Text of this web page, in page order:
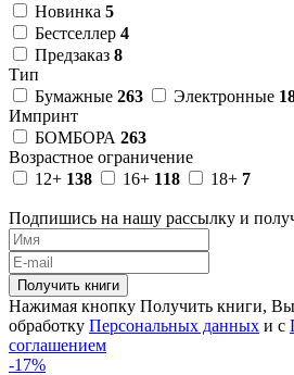
Новинка 5
Бестселлер 4
Предзаказ 8
Тип
Бумажные 263 Электронные
Импринт
БОМБОРА 263
Возрастное ограничение
12+ 138 16+ 118 18+ 7
Подпишись на нашу рассылку и
Получить книги
Нажимая кнопку Получить книги, Вы
обработку Персональных данных и с
соглашением
-17%